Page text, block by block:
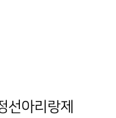
선아리랑제